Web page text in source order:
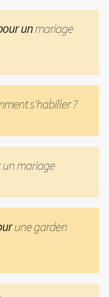
unmariage
s'habiller ?
mariage
une garden